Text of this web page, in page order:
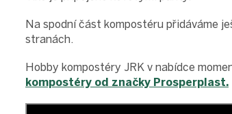
Na spodní část kompostéru přidáváme
stranách.
Hobby kompostéry JRK v nabídce
kompostéry od značky Prosperplast.